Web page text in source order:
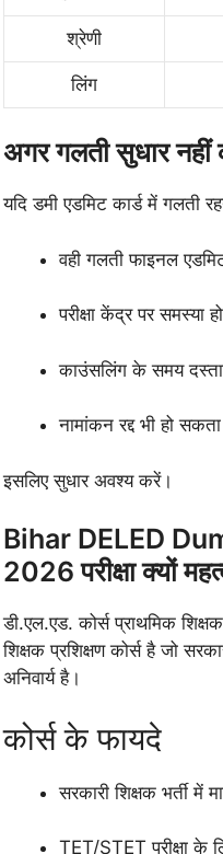
श्रेणी
लिंग
अगर गलती सुधार नहीं
यदि डमी एडमिट कार्ड में गलती
वही गलती फाइनल
परीक्षा केंद्र पर समस्या
काउंसलिंग के समय
नामांकन रद्द भी हो
इसलिए सुधार अवश्य करें।
Bihar DELED
2026 परीक्षा क्यों
डी.एल.एड. कोर्स प्राथमिक
शिक्षक प्रशिक्षण कोर्स है जो
अनिवार्य है।
कोर्स के फायदे
सरकारी शिक्षक भर्ती में
TET/STET परीक्षा के